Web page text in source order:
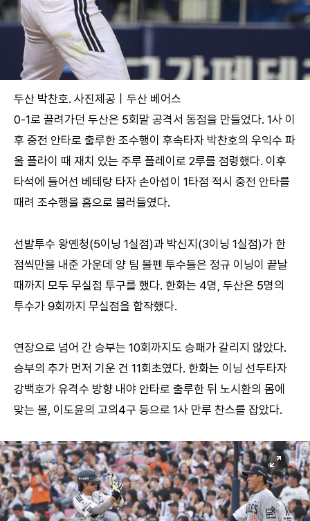
두산 박찬호. 사진제공｜두산 베어스
0-1로 끌려가던 두산은 5회말 공격서 동점을 만들었다. 1사 이
후 중전 안타로 출루한 조수행이 후속타자 박찬호의 우익수 파
울 플라이 때 재치 있는 주루 플레이로 2루를 점령했다. 이후
타석에 들어선 베테랑 타자 손아섭이 1타점 적시 중전 안타를
때려 조수행을 홈으로 불러들였다.
선발투수 왕옌청(5이닝 1실점)과 박신지(3이닝 1실점)가 한
점씩만을 내준 가운데 양 팀 불펜 투수들은 정규 이닝이 끝날
때까지 모두 무실점 투구를 했다. 한화는 4명, 두산은 5명의
투수가 9회까지 무실점을 합작했다.
연장으로 넘어 간 승부는 10회까지도 승패가 갈리지 않았다.
승부의 추가 먼저 기운 건 11회초였다. 한화는 이닝 선두타자
강백호가 유격수 방향 내야 안타로 출루한 뒤 노시환의 몸에
맞는 볼, 이도윤의 고의4구 등으로 1사 만루 찬스를 잡았다.